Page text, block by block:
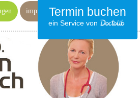
Termin buchen
ein Service von
impressum